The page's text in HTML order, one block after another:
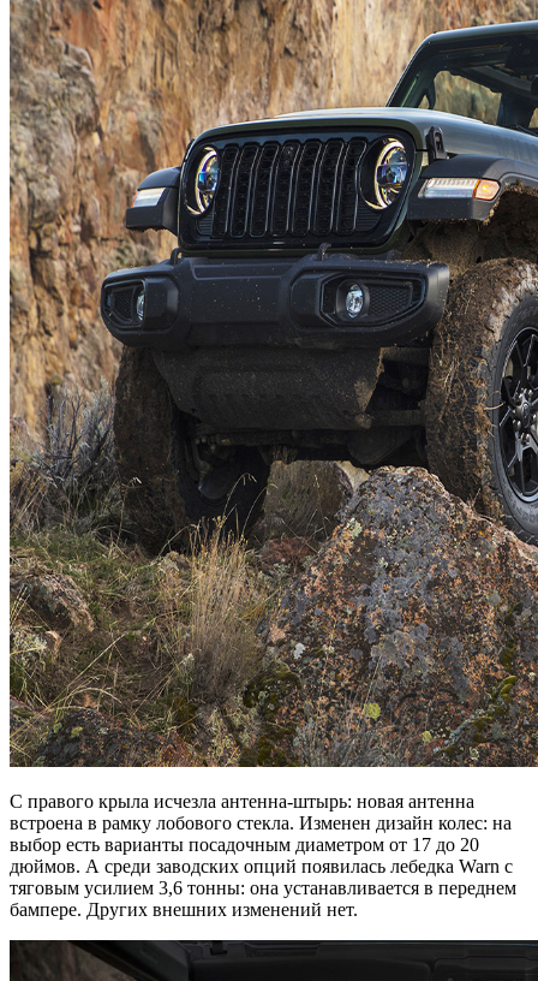
С правого крыла исчезла антенна-штырь: новая антенна
встроена в рамку лобового стекла. Изменен дизайн колес: на
выбор есть варианты посадочным диаметром от 17 до 20
дюймов. А среди заводских опций появилась лебедка Warn с
тяговым усилием 3,6 тонны: она устанавливается в переднем
бампере. Других внешних изменений нет.